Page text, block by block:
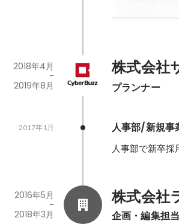
株式会社
プランナー
2018年4月
-
2019年8月
人事部/新規事
2017年1月
人事部で新卒
株式会社
企画・編集担
2016年5月
-
2018年3月